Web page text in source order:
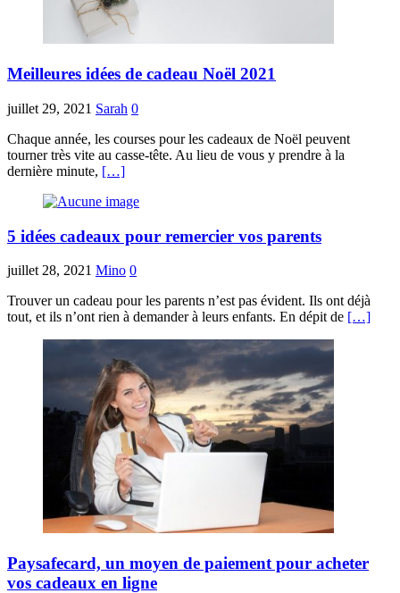
Meilleures idées de cadeau Noël 2021
juillet 29, 2021 Sarah 0
Chaque année, les courses pour les cadeaux de Noël peuvent
tourner très vite au casse-tête. Au lieu de vous y prendre à la
dernière minute, […]
5 idées cadeaux pour remercier vos parents
juillet 28, 2021 Mino 0
Trouver un cadeau pour les parents n’est pas évident. Ils ont déjà
tout, et ils n’ont rien à demander à leurs enfants. En dépit de […]
Paysafecard, un moyen de paiement pour acheter
vos cadeaux en ligne